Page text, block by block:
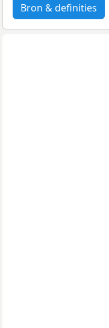
Bron & definities